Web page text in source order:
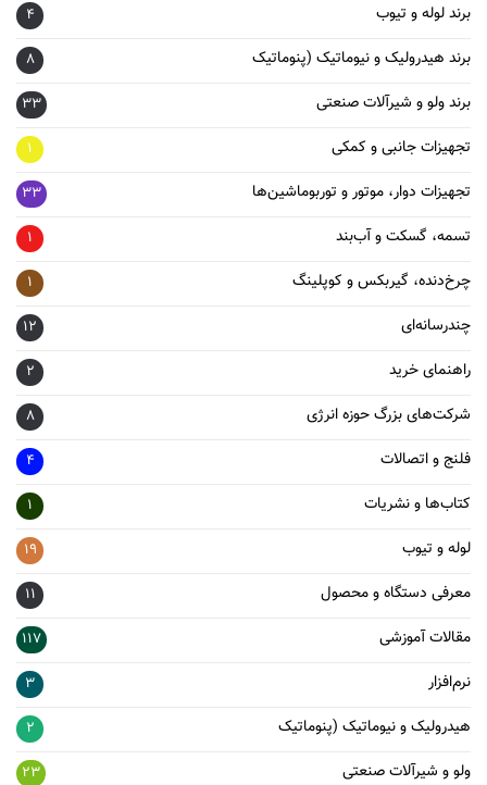
برند لوله و تیوب 4
برند هیدرولیک و نیوماتیک (پنوماتیک 8
برند ولو و شیرآلات صنعتی 33
تجهیزات جانبی و کمکی 1
تجهیزات دوار، موتور و توربوماشین‌ها 33
تسمه، گسکت و آب‌بند 1
چرخ‌دنده، گیربکس و کوپلینگ 1
چندرسانه‌ای 12
راهنمای خرید 2
شرکت‌های بزرگ حوزه انرژی 8
فلنج و اتصالات 4
کتاب‌ها و نشریات 1
لوله و تیوب 19
معرفی دستگاه و محصول 11
مقالات آموزشی 117
نرم‌افزار 3
هیدرولیک و نیوماتیک (پنوماتیک 2
ولو و شیرآلات صنعتی 23